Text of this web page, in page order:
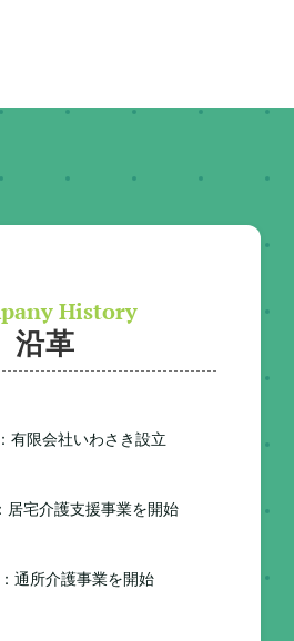
History
沿革
有限会社いわさき設立
居宅介護支援事業を開始
通所介護事業を開始